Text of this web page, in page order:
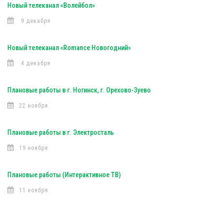
Новый телеканал «Волейбол»
9 декабря
Новый телеканал «Romance Новогодний»
4 декабря
Плановые работы в г. Ногинск, г. Орехово-Зуево
22 ноября
Плановые работы в г. Электросталь
19 ноября
Плановые работы (Интерактивное ТВ)
11 ноября